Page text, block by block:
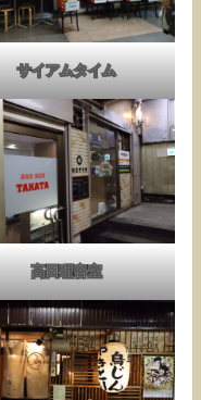
サイアムタイム
高田理容室